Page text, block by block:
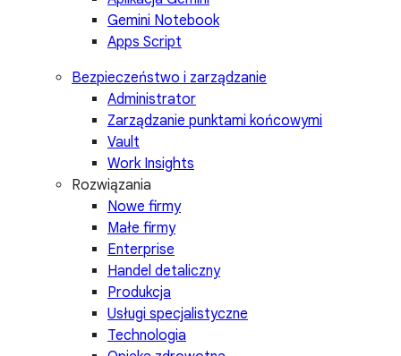
Gemini Notebook
Apps Script
Bezpieczeństwo i zarządzanie
Administrator
Zarządzanie punktami końcowymi
Vault
Work Insights
Rozwiązania
Nowe firmy
Małe firmy
Enterprise
Handel detaliczny
Produkcja
Usługi specjalistyczne
Technologia